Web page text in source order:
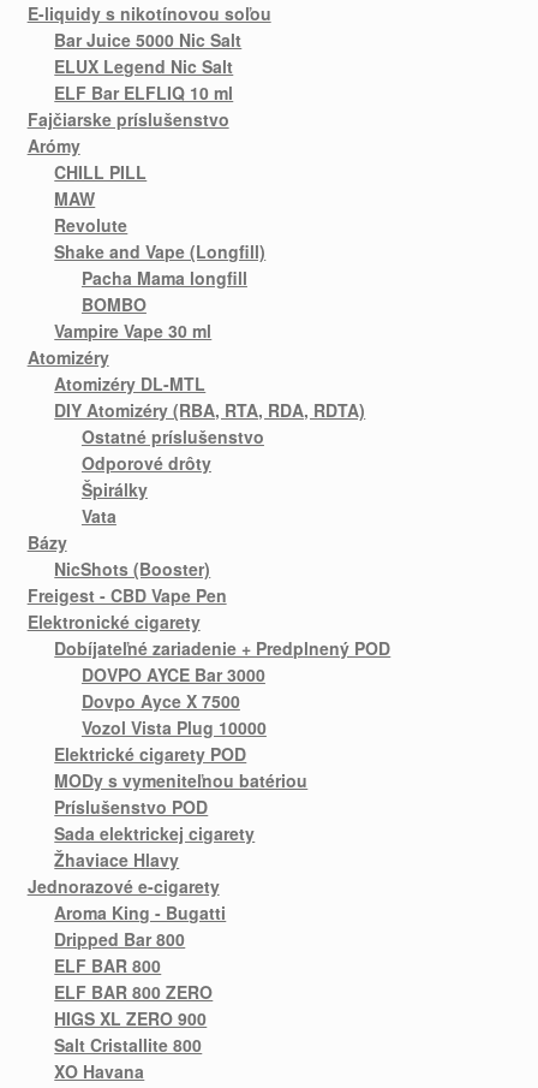
E-liquidy s nikotínovou soľou
Bar Juice 5000 Nic Salt
ELUX Legend Nic Salt
ELF Bar ELFLIQ 10 ml
Fajčiarske príslušenstvo
Arómy
CHILL PILL
MAW
Revolute
Shake and Vape (Longfill)
Pacha Mama longfill
BOMBO
Vampire Vape 30 ml
Atomizéry
Atomizéry DL-MTL
DIY Atomizéry (RBA, RTA, RDA, RDTA)
Ostatné príslušenstvo
Odporové drôty
Špirálky
Vata
Bázy
NicShots (Booster)
Freigest - CBD Vape Pen
Elektronické cigarety
Dobíjateľné zariadenie + Predplnený POD
DOVPO AYCE Bar 3000
Dovpo Ayce X 7500
Vozol Vista Plug 10000
Elektrické cigarety POD
MODy s vymeniteľnou batériou
Príslušenstvo POD
Sada elektrickej cigarety
Žhaviace Hlavy
Jednorazové e-cigarety
Aroma King - Bugatti
Dripped Bar 800
ELF BAR 800
ELF BAR 800 ZERO
HIGS XL ZERO 900
Salt Cristallite 800
XO Havana